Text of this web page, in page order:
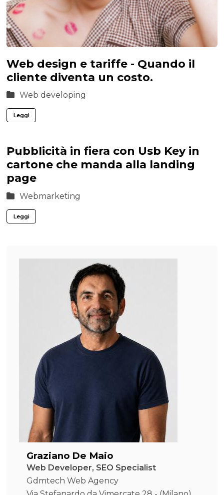
Web design e tariffe - Quando il
cliente diventa un costo.
Web developing
Leggi
Pubblicità in fiera con Usb Key in
cartone che manda alla landing
page
Webmarketing
Leggi
Graziano De Maio
Web Developer, SEO Specialist
Gdmtech Web Agency